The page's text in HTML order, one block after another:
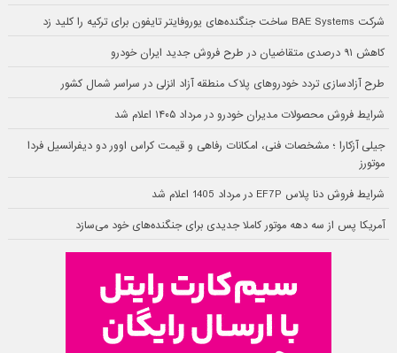
شرکت BAE Systems ساخت جنگنده‌های یوروفایتر تایفون برای ترکیه را کلید زد
کاهش ۹۱ درصدی متقاضیان در طرح فروش جدید ایران خودرو
طرح آزادسازی تردد خودروهای پلاک منطقه آزاد انزلی در سراسر شمال کشور
شرایط فروش محصولات مدیران خودرو در مرداد ۱۴۰۵ اعلام شد
جیلی آزکارا ؛ مشخصات فنی، امکانات رفاهی و قیمت کراس اوور دو دیفرانسیل فردا
موتورز
شرایط فروش دنا پلاس EF7P در مرداد 1405 اعلام شد
آمریکا پس از سه دهه موتور کاملا جدیدی برای جنگنده‌های خود می‌سازد